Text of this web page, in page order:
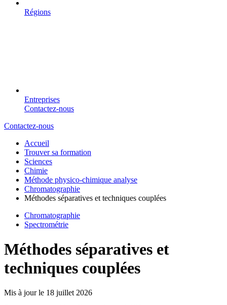
Régions
Entreprises
Contactez-nous
Contactez-nous
Accueil
Trouver sa formation
Sciences
Chimie
Méthode physico-chimique analyse
Chromatographie
Méthodes séparatives et techniques couplées
Chromatographie
Spectrométrie
Méthodes séparatives et
techniques couplées
Mis à jour le 18 juillet 2026